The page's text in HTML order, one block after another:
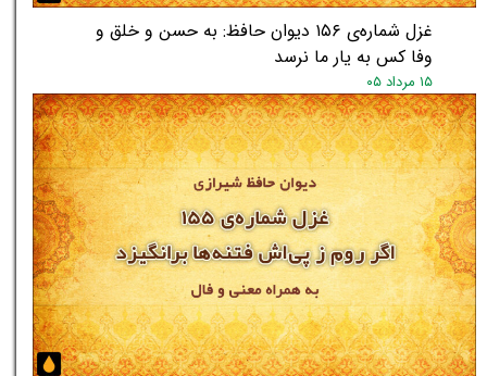
غزل شماره‌ی ۱۵۶ دیوان حافظ: به حسن و خلق و
وفا کس به یار ما نرسد
۱۵ مرداد ۰۵